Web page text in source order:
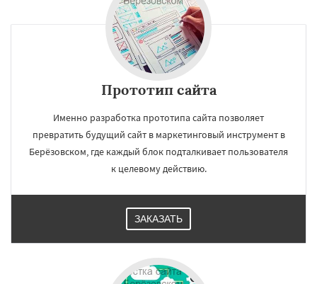
Прототип сайта
Именно разработка прототипа сайта позволяет
превратить будущий сайт в маркетинговый инструмент в
Берёзовском, где каждый блок подталкивает пользователя
к целевому действию.
ЗАКАЗАТЬ